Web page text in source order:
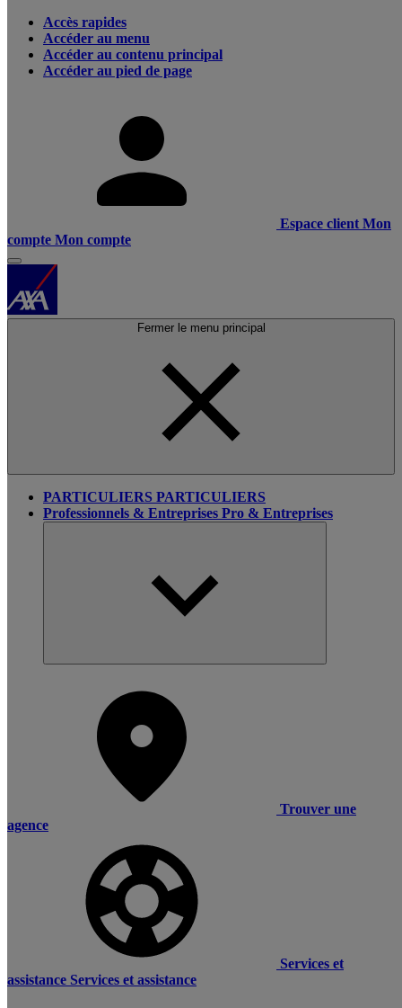
Accès rapides
Accéder au menu
Accéder au contenu principal
Accéder au pied de page
Espace client Mon
compte Mon compte
Fermer le menu principal
PARTICULIERS PARTICULIERS
Professionnels & Entreprises Pro & Entreprises
Trouver une
agence
Services et
assistance Services et assistance